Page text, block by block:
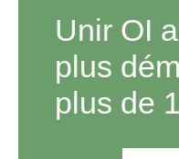
Unir OI
plus
plus de